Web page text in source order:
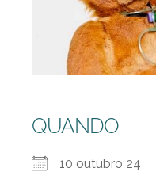
QUANDO
10 outubro 24